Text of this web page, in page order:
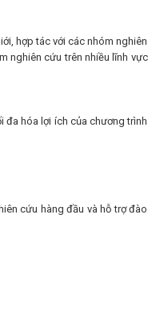
hợp tác với các nhóm nghiên
nghiên cứu trên nhiều lĩnh vực
đa hóa lợi ích của chương trình
cứu hàng đầu và hỗ trợ đào